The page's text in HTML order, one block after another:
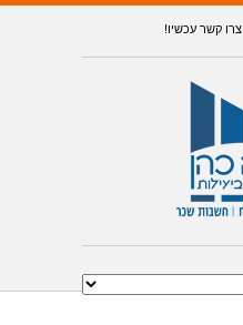
צרו קשר עכשיו!